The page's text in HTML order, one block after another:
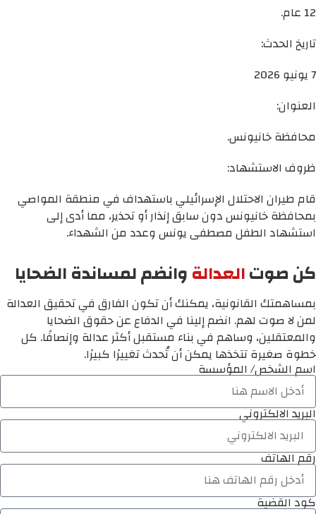
12 عام.
تاريخ الحدث:
7 يونيو 2026
العنوان:
محافظة خانيونس.
ظروف الاستشهاد:
قام طيران الاحتلال الإسرائيلي باستهداف في منطقة المواصي
بمحافظة خانيونس دون سابق إنذار أو تحذير، مما أدى إلى
استشهاد الطفل مصطفى يونس وعدد من الشهداء.
كن صوتالعدالةوانضم لمساندة الضحايا
بمساهمتك القانونية، يمكنك أن تكون الفارق في تحقيق العدالة
لمن لا صوت لهم. انضم إلينا في الدفاع عن حقوق الضحايا
والمعتقلين، وساهم في بناء مستقبل أكثر عدالة وإنصافًا. كل
خطوة صغيرة تتخذها يمكن أن تُحدث تغييرًا كبيرًا.
اسم الشخص/ المؤسسة
البريد الالكتروني
رقم الهاتف
كود القضية